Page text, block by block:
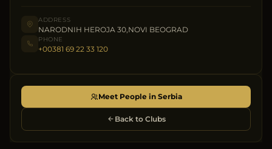
ADDRESS
NARODNIH HEROJA 30,NOVI BEOGRAD
PHONE
+00381 69 22 33 120
Meet People in Serbia
Back to Clubs